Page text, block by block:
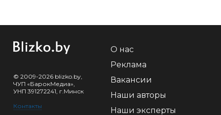
© 2009-2026 blizko.by,
ЧУП «БарокМедиа»,
УНП 391272241, г.Минск
Контакты
О нас
Реклама
Вакансии
Наши авторы
Наши эксперты